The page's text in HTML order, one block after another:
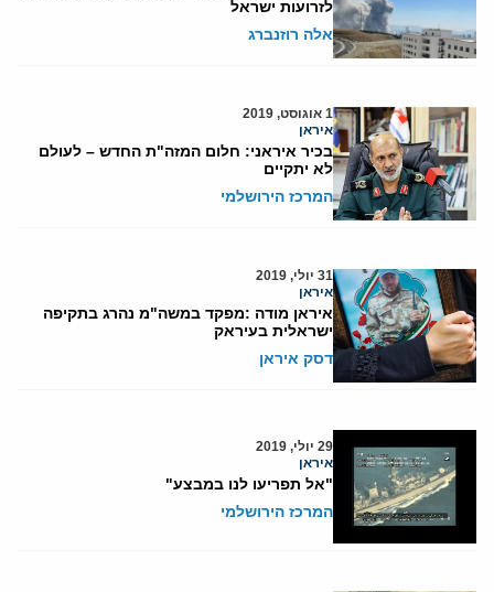
לזרועות ישראל
אלה רוזנברג
1 אוגוסט, 2019
איראן
בכיר איראני: חלום המזה"ת החדש – לעולם
לא יתקיים
המרכז הירושלמי
31 יולי, 2019
איראן
איראן מודה :מפקד במשה"מ נהרג בתקיפה
ישראלית בעיראק
דסק איראן
29 יולי, 2019
איראן
"אל תפריעו לנו במבצע"
המרכז הירושלמי